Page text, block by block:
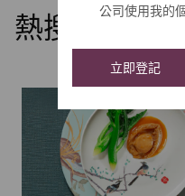
公司使用我的
立即登記
熱搜品牌